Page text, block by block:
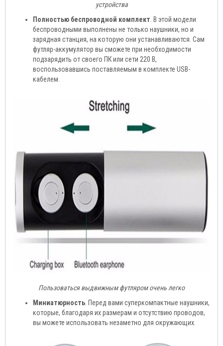
устройства
Полностью беспроводной комплект. В этой модели
беспроводными выполнены не только наушники, но и
зарядная станция, на которую они устанавливаются. Сам
футляр-аккумулятор вы сможете при необходимости
подзарядить от своего ПК или сети 220 В,
воспользовавшись поставляемым в комплекте USB-
кабелем.
Пользоваться выдвижным футляром очень легко
Миниатюрность. Перед вами суперкомпактные наушники,
которые, благодаря их размерам и отсутствию проводов,
вы можете использовать незаметно для окружающих.